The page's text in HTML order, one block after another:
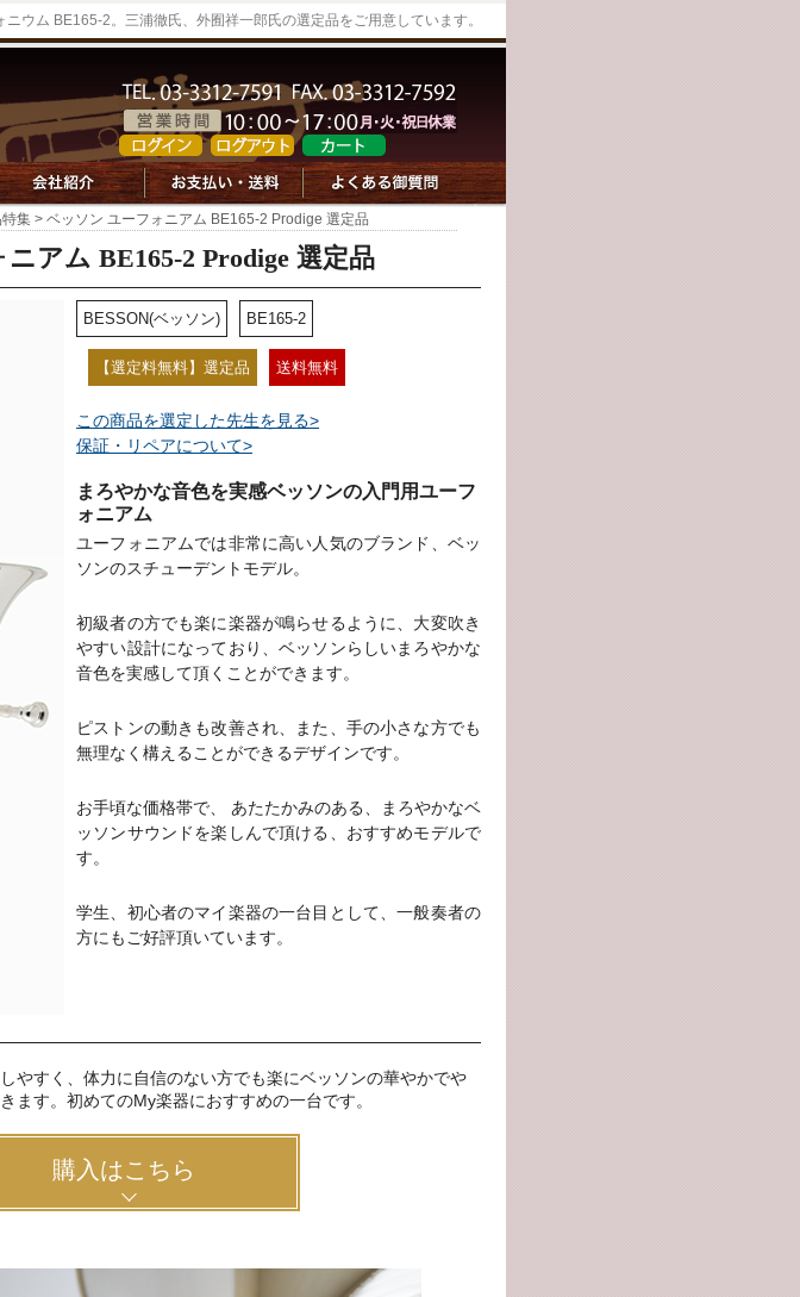
ウム BE165-2。三浦徹氏、外囿祥一郎氏の選定品をご用意しています。
特集 > ベッソン ユーフォニアム BE165-2 Prodige 選定品
アム BE165-2 Prodige 選定品
BESSON(ベッソン) BE165-2
【選定料無料】選定品 送料無料
この商品を選定した先生を見る>
保証・リペアについて>
まろやかな音色を実感ベッソンの入門用ユーフ
ォニアム
ユーフォニアムでは非常に高い人気のブランド、ベッ
ソンのスチューデントモデル。
初級者の方でも楽に楽器が鳴らせるように、大変吹き
やすい設計になっており、ベッソンらしいまろやかな
音色を実感して頂くことができます。
ピストンの動きも改善され、また、手の小さな方でも
無理なく構えることができるデザインです。
お手頃な価格帯で、 あたたかみのある、まろやかなベ
ッソンサウンドを楽しんで頂ける、おすすめモデルで
す。
学生、初心者のマイ楽器の一台目として、一般奏者の
方にもご好評頂いています。
やすく、体力に自信のない方でも楽にベッソンの華やかでや
ます。初めてのMy楽器におすすめの一台です。
購入はこちら